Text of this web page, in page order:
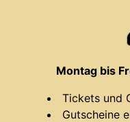
Montag bis
Tickets und
Gutscheine